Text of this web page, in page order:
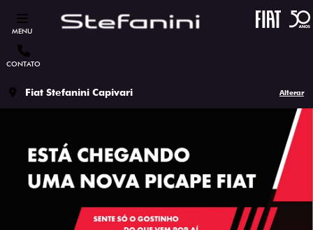
MENU
CONTATO
Fiat Stefanini Capivari Alterar